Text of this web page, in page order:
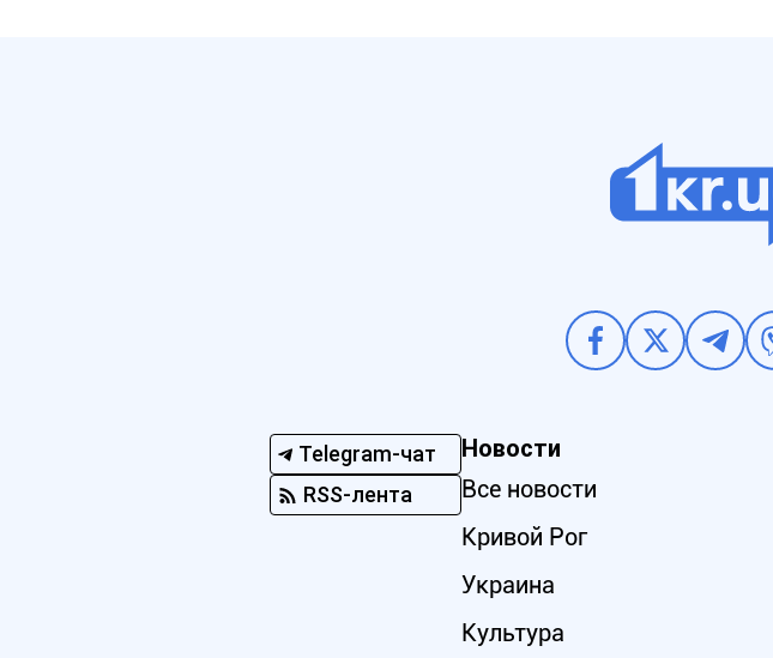
Telegram-чат
RSS-лента
Новости
Все новости
Кривой Рог
Украина
Культура